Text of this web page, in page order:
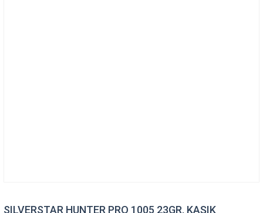
SILVERSTAR HUNTER PRO 1005 23GR. KAŞIK